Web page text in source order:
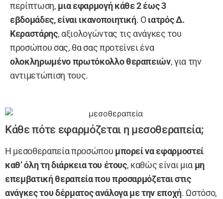
περίπτωση, μια εφαρμογή κάθε 2 έως 3
εβδομάδες, είναι ικανοποιητική. Οιατρός Δ.
Κεραστάρης, αξιολογώντας τις ανάγκες του
προσώπου σας, θα σας προτείνει ένα
ολοκληρωμένο πρωτόκολλο θεραπειών, για την
αντιμετώπιση τους.
Κάθε πότε εφαρμόζεται η μεσοθεραπεία;
Η μεσοθεραπεία προσώπου μπορεί να εφαρμοστεί
καθ’ όλη τη διάρκεια του έτους, καθώς είναι μια μη
επεμβατική θεραπεία που προσαρμόζεται στις
ανάγκες του δέρματος ανάλογα με την εποχή. Ωστόσο,